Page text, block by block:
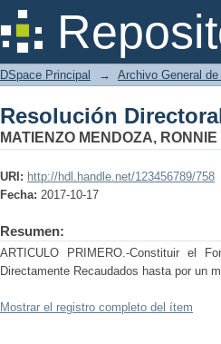
Resolución
DSpace Principal → Archivo General
Resolución
MATIENZO MENDOZA,
URI: http://hdl.handle.net/123456789/758
Fecha: 2017-10-17
Resumen:
ARTICULO PRIMERO.-Constituir el
Directamente Recaudados hasta por un
Mostrar el registro completo del ítem